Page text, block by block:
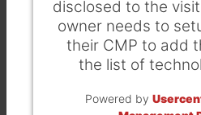
disclosed to the
owner needs to
their CMP to add
the list of
Powered by